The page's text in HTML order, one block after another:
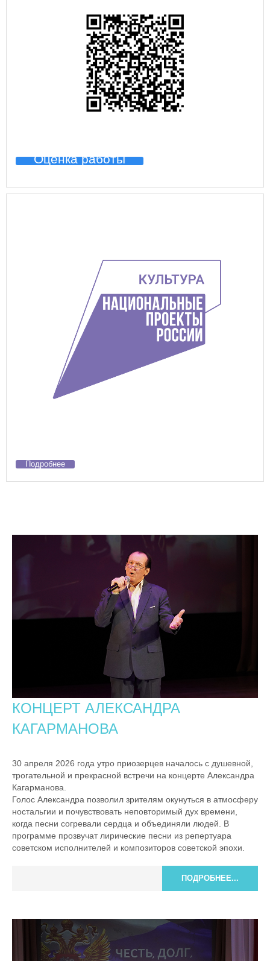
Оценка работы
Подробнее
КОНЦЕРТ АЛЕКСАНДРА
КАГАРМАНОВА
30 апреля 2026 года утро приозерцев началось с душевной,
трогательной и прекрасной встречи на концерте Александра
Кагарманова.
Голос Александра позволил зрителям окунуться в атмосферу
ностальгии и почувствовать неповторимый дух времени,
когда песни согревали сердца и объединяли людей. В
программе прозвучат лирические песни из репертуара
советском исполнителей и композиторов советской эпохи.
ПОДРОБНЕЕ...